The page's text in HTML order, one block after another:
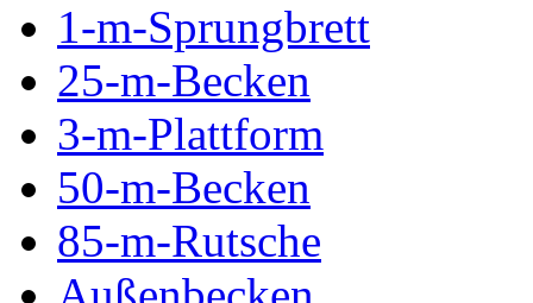
1-m-Sprungbrett
25-m-Becken
3-m-Plattform
50-m-Becken
85-m-Rutsche